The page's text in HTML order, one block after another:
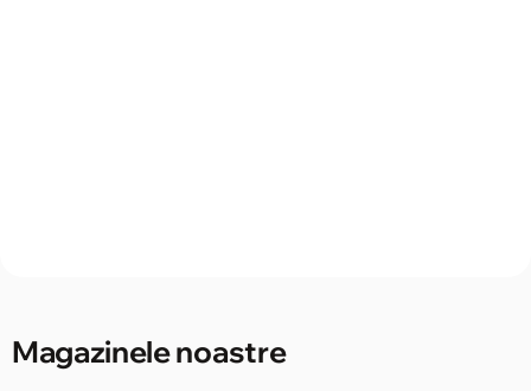
Magazinele noastre